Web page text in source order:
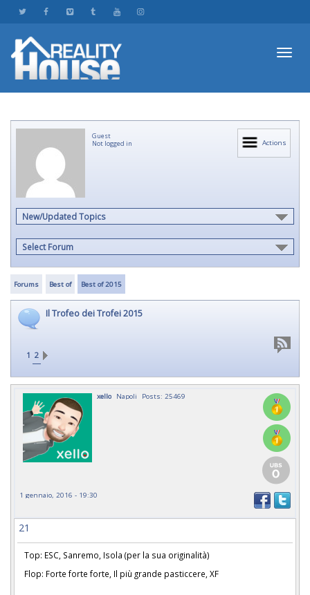
Actions
Guest
Not logged in
New/Updated Topics
Select Forum
Forums Best of Best of 2015
Il Trofeo dei Trofei 2015
1 2
xello Napoli Posts: 25469
1 gennaio, 2016 - 19:30
21
Top: ESC, Sanremo, Isola (per la sua originalità)
Flop: Forte forte forte, Il più grande pasticcere, XF